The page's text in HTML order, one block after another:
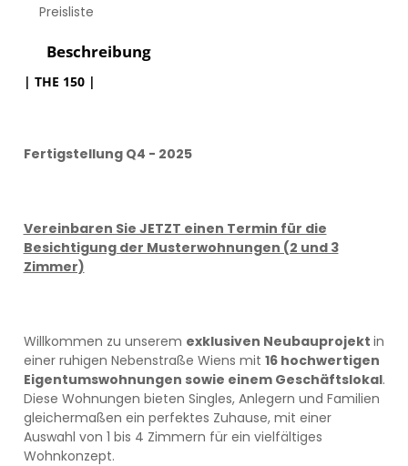
Beschreibung
| THE 150 |
Fertigstellung Q4 - 2025
Vereinbaren Sie JETZT einen Termin für die
Besichtigung der Musterwohnungen (2 und 3
Zimmer)
Willkommen zu unserem exklusiven Neubauprojekt in
einer ruhigen Nebenstraße Wiens mit 16 hochwertigen
Eigentumswohnungen sowie einem Geschäftslokal.
Diese Wohnungen bieten Singles, Anlegern und Familien
gleichermaßen ein perfektes Zuhause, mit einer
Auswahl von 1 bis 4 Zimmern für ein vielfältiges
Wohnkonzept.
Preisliste